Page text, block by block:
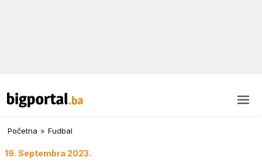
Početna » Fudbal
19. Septembra 2023.